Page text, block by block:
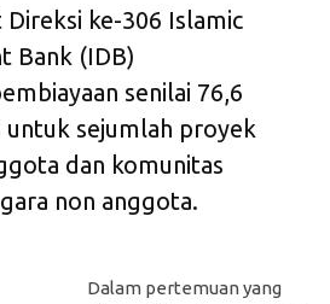
Direksi ke-306 Islamic
Bank (IDB)
senilai 76,6
untuk sejumlah proyek
dan komunitas
non anggota.
Dalam pertemuan yang